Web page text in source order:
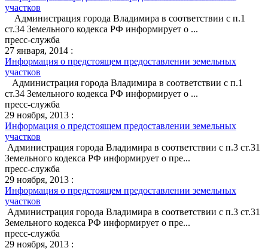
участков
Администрация города Владимира в соответствии с п.1
ст.34 Земельного кодекса РФ информирует о ...
пресс-служба
27 января, 2014 :
Информация о предстоящем предоставлении земельных
участков
Администрация города Владимира в соответствии с п.1
ст.34 Земельного кодекса РФ информирует о ...
пресс-служба
29 ноября, 2013 :
Информация о предстоящем предоставлении земельных
участков
Администрация города Владимира в соответствии с п.3 ст.31
Земельного кодекса РФ информирует о пре...
пресс-служба
29 ноября, 2013 :
Информация о предстоящем предоставлении земельных
участков
Администрация города Владимира в соответствии с п.3 ст.31
Земельного кодекса РФ информирует о пре...
пресс-служба
29 ноября, 2013 :